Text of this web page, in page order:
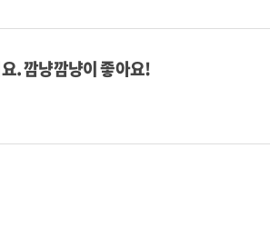
. 깜냥깜냥이 좋아요!